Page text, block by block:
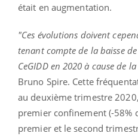
était en augmentation.
"Ces évolutions doivent
tenant compte de la baisse
CeGIDD en 2020 à cause de
Bruno Spire. Cette
au deuxième trimestre
premier confinement (-58%
premier et le second